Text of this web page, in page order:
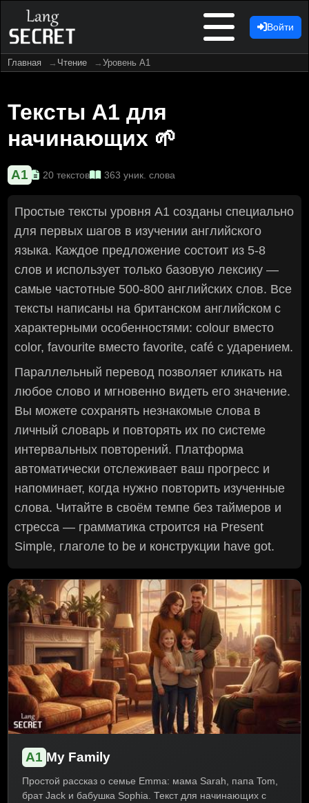
Войти
Главная Чтение Уровень A1
Тексты A1 для
начинающих 🌱
A1 20 текстов 363 уник. слова
Простые тексты уровня A1 созданы специально
для первых шагов в изучении английского
языка. Каждое предложение состоит из 5-8
слов и использует только базовую лексику —
самые частотные 500-800 английских слов. Все
тексты написаны на британском английском с
характерными особенностями: colour вместо
color, favourite вместо favorite, café с ударением.
Параллельный перевод позволяет кликать на
любое слово и мгновенно видеть его значение.
Вы можете сохранять незнакомые слова в
личный словарь и повторять их по системе
интервальных повторений. Платформа
автоматически отслеживает ваш прогресс и
напоминает, когда нужно повторить изученные
слова. Читайте в своём темпе без таймеров и
стресса — грамматика строится на Present
Simple, глаголе to be и конструкции have got.
A1 My Family
Простой рассказ о семье Emma: мама Sarah, папа Tom,
брат Jack и бабушка Sophia. Текст для начинающих с